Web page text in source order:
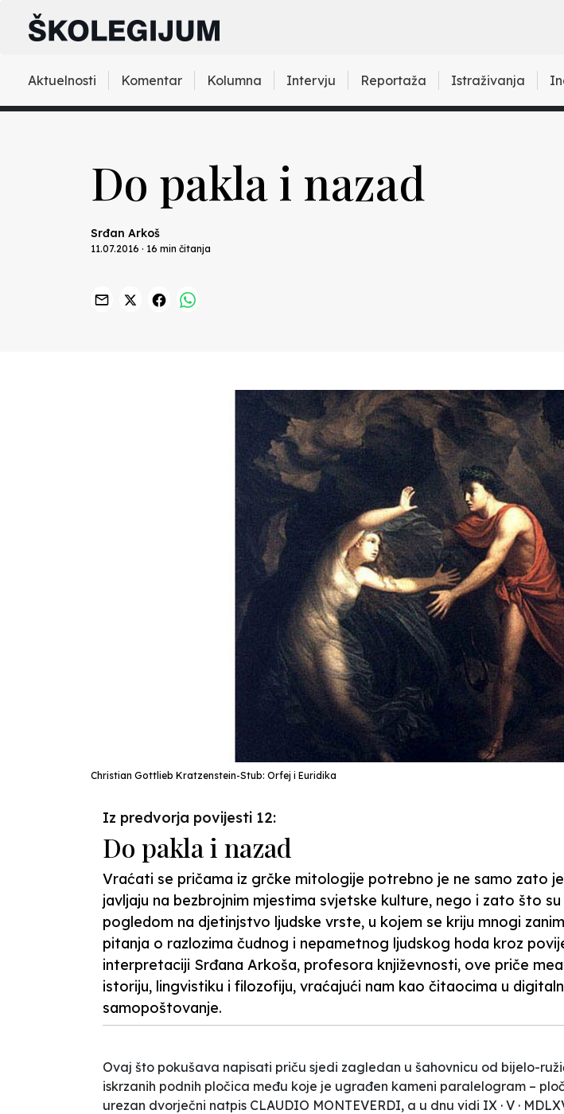
Aktuelnosti Komentar Kolumna Intervju Reportaža Istraživanja
Do pakla i nazad
Srđan Arkoš
11.07.2016 · 16 min čitanja
Christian Gottlieb Kratzenstein-Stub: Orfej i Euridika
Iz predvorja povijesti 12:
Do pakla i nazad
Vraćati se pričama iz grčke mitologije potrebno je ne samo zato
javljaju na bezbrojnim mjestima svjetske kulture, nego i zato što
pogledom na djetinjstvo ljudske vrste, u kojem se kriju mnogi
pitanja o razlozima čudnog i nepametnog ljudskog hoda kroz
interpretaciji Srđana Arkoša, profesora književnosti, ove priče
istoriju, lingvistiku i filozofiju, vraćajući nam kao čitaocima u
samopoštovanje.
Ovaj što pokušava napisati priču sjedi zagledan u šahovnicu od bijelo-
iskrzanih podnih pločica među koje je ugrađen kameni paralelogram –
urezan dvorječni natpis CLAUDIO MONTEVERDI, a u dnu vidi IX · V ·